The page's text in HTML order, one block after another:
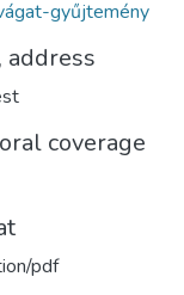
gyűjtemény
address
coverage
pdf